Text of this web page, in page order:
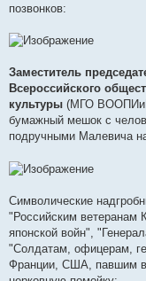
позвонков:
Заместитель
Всероссийского
культуры (МГО
бумажный мешок с
подручными Малевича
Символические
"Российским ветеранам
японской войн",
"Солдатам, офицерам,
Франции, США, павшим в